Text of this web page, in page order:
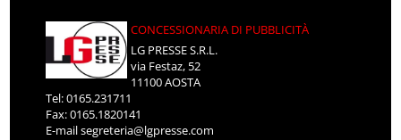
CONCESSIONARIA DI PUBBLICITÀ
LG PRESSE S.R.L.
via Festaz, 52
11100 AOSTA
Tel: 0165.231711
Fax: 0165.1820141
E-mailsegreteria@lgpresse.com